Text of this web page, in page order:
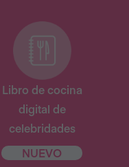
Libro de cocina
digital de
celebridades
NUEVO